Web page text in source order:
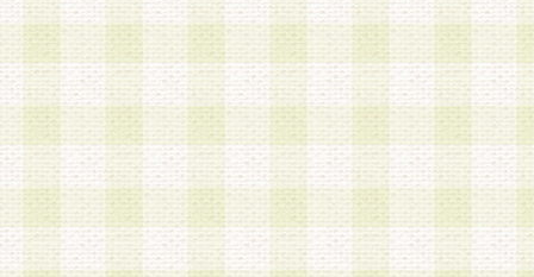
いかなる虚偽の申告をも行ってはならないものと
4.会員は、複数のログインＩＤおよびパスワード
いものとします。
第4条 ログインIDおよびパスワードの管理
1.会員は、会員登録後、本サイト内にて本サービ
加する際には、前条に基づき当社から付与された
スワードを使用するものとします。